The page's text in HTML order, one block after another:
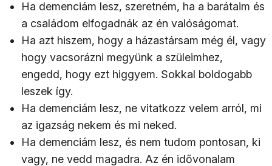
Ha demenciám lesz, szeretném, ha a barátaim és
a családom elfogadnák az én valóságomat.
Ha azt hiszem, hogy a házastársam még él, vagy
hogy vacsorázni megyünk a szüleimhez,
engedd, hogy ezt higgyem. Sokkal boldogabb
leszek így.
Ha demenciám lesz, ne vitatkozz velem arról, mi
az igazság nekem és mi neked.
Ha demenciám lesz, és nem tudom pontosan, ki
vagy, ne vedd magadra. Az én idővonalam